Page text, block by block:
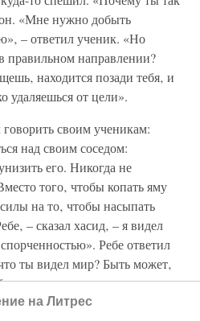
«Мне нужно добыть
– ответил ученик. «Но
правильном направлении?
находится позади тебя‚ и
удаляешься от цели».
своим ученикам:
над своим соседом:
его. Никогда не
того‚ чтобы копать яму
на то‚ чтобы насыпать
– сказал хасид‚ – я видел
Ребе ответил
ты видел мир? Быть может‚
на Литрес